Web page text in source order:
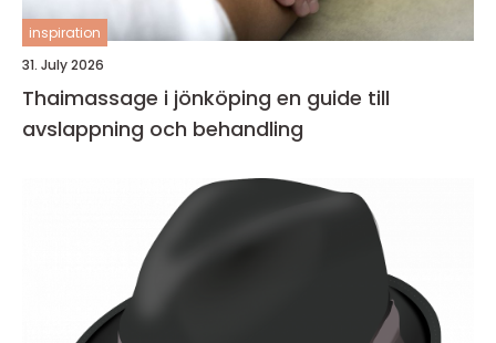
inspiration
31. July 2026
Thaimassage i jönköping en guide till
avslappning och behandling